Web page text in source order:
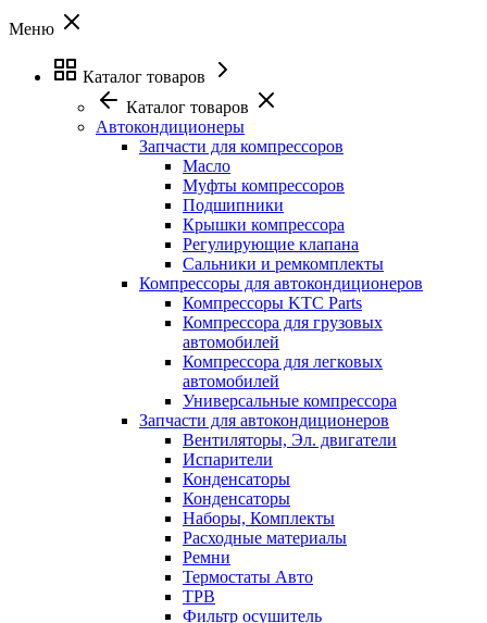
Меню
Каталог товаров
Каталог товаров
Автокондиционеры
Запчасти для компрессоров
Масло
Муфты компрессоров
Подшипники
Крышки компрессора
Регулирующие клапана
Сальники и ремкомплекты
Компрессоры для автокондиционеров
Компрессоры KTC Parts
Компрессора для грузовых
автомобилей
Компрессора для легковых
автомобилей
Универсальные компрессора
Запчасти для автокондиционеров
Вентиляторы, Эл. двигатели
Испарители
Конденсаторы
Конденсаторы
Наборы, Комплекты
Расходные материалы
Ремни
Термостаты Авто
ТРВ
Фильтр осушитель